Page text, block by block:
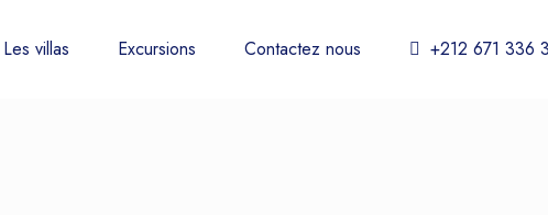
Les villas Excursions Contactez nous +212 671 336